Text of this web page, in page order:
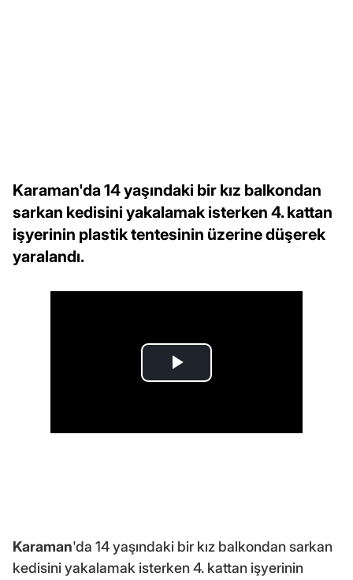
Karaman'da 14 yaşındaki bir kız balkondan
sarkan kedisini yakalamak isterken 4. kattan
işyerinin plastik tentesinin üzerine düşerek
yaralandı.
Karaman'da 14 yaşındaki bir kız balkondan sarkan
kedisini yakalamak isterken 4. kattan işyerinin